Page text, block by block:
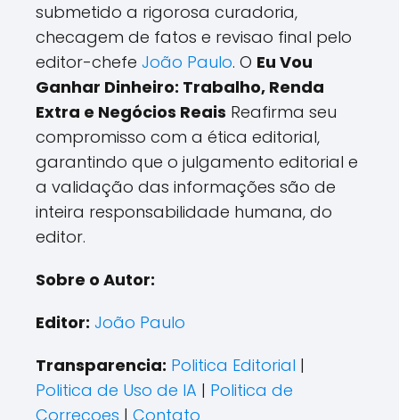
submetido a rigorosa curadoria,
checagem de fatos e revisao final pelo
editor-chefe João Paulo. O Eu Vou
Ganhar Dinheiro: Trabalho, Renda
Extra e Negócios Reais Reafirma seu
compromisso com a ética editorial,
garantindo que o julgamento editorial e
a validação das informações são de
inteira responsabilidade humana, do
editor.
Sobre o Autor:
Editor: João Paulo
Transparencia: Politica Editorial |
Politica de Uso de IA | Politica de
Correcoes | Contato